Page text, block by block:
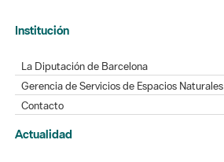
Institución
La Diputación de Barcelona
Gerencia de Servicios de Espacios Naturales
Contacto
Actualidad